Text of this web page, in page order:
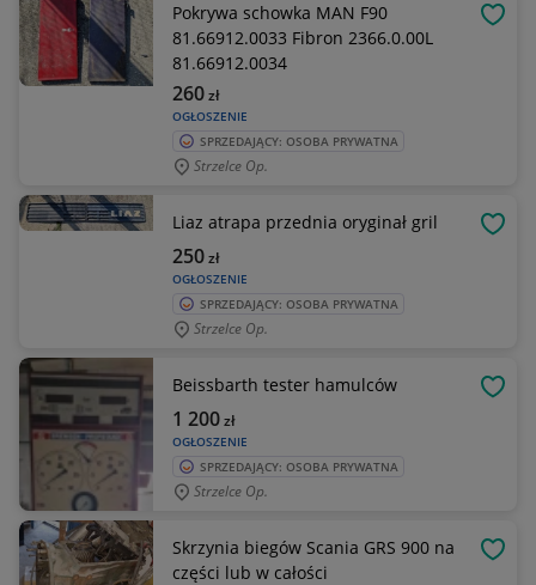
Pokrywa schowka MAN F90
81.66912.0033 Fibron 2366.0.00L
81.66912.0034
OGŁOSZENIE
260zł
SPRZEDAJĄCY: OSOBA PRYWATNA
Strzelce Op.
Liaz atrapa przednia oryginał gril
OGŁOSZENIE
250zł
SPRZEDAJĄCY: OSOBA PRYWATNA
Strzelce Op.
Beissbarth tester hamulców
OGŁOSZENIE
1 200zł
SPRZEDAJĄCY: OSOBA PRYWATNA
Strzelce Op.
Skrzynia biegów Scania GRS 900 na
części lub w całości